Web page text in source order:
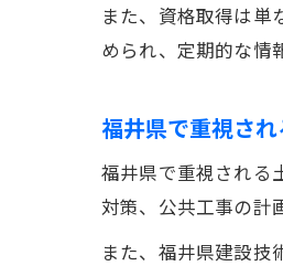
また、資格取得は単
められ、定期的な情
福井県で重視さ
福井県で重視される
対策、公共工事の計
また、福井県建設技